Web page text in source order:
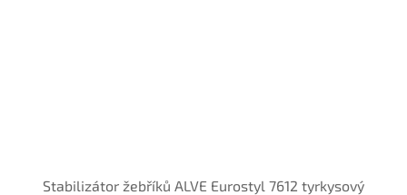
Stabilizátor žebříků ALVE Eurostyl 7612 tyrkysový